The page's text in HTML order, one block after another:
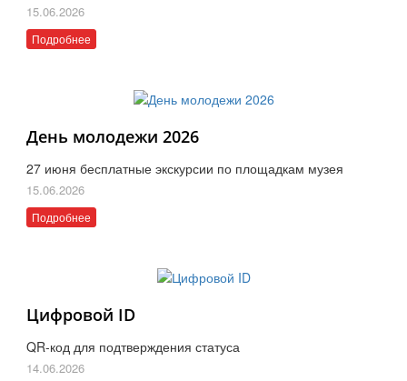
15.06.2026
Подробнее
День молодежи 2026
27 июня бесплатные экскурсии по площадкам музея
15.06.2026
Подробнее
Цифровой ID
QR-код для подтверждения статуса
14.06.2026